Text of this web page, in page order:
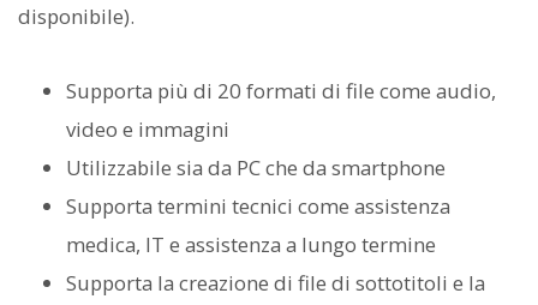
disponibile).
Supporta più di 20 formati di file come audio,
video e immagini
Utilizzabile sia da PC che da smartphone
Supporta termini tecnici come assistenza
medica, IT e assistenza a lungo termine
Supporta la creazione di file di sottotitoli e la